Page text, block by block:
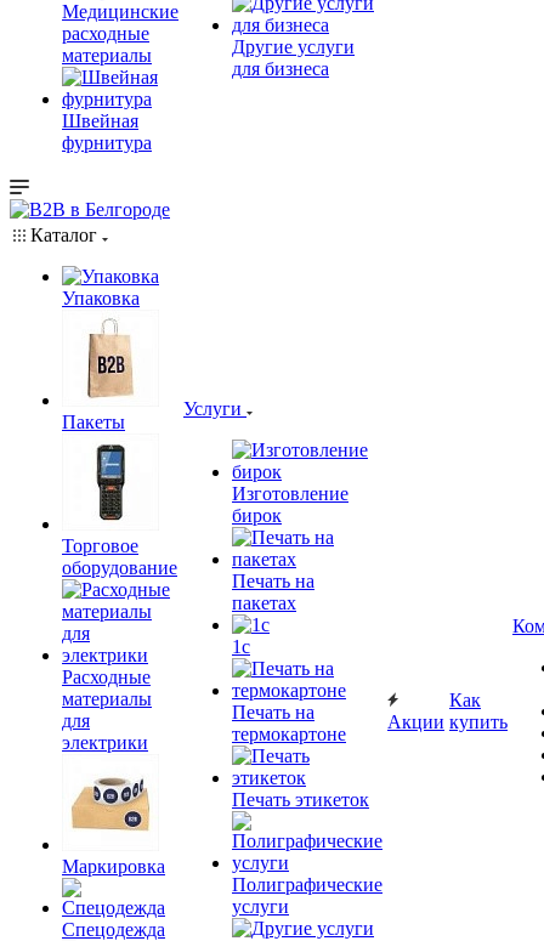
Медицинские
расходные
материалы
Швейная
фурнитура
Другие услуги
для бизнеса
Каталог
Упаковка
Пакеты
Торговое
оборудование
Расходные
материалы
для
электрики
Маркировка
Спецодежда
Услуги
Изготовление
бирок
Печать на
пакетах
1c
Печать на
термокартоне
Печать этикеток
Полиграфические
услуги
Акции
Как
купить